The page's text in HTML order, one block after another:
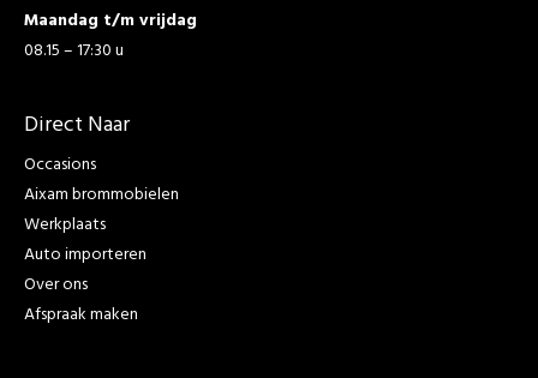
Maandag t/m vrijdag
08.15 – 17:30 u
Direct Naar
Occasions
Aixam brommobielen
Werkplaats
Auto importeren
Over ons
Afspraak maken